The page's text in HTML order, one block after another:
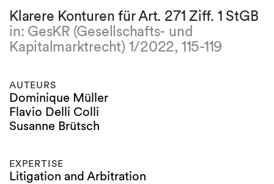
Klarere Konturen für Art. 271 Ziff. 1 StGB
in: GesKR (Gesellschafts- und
Kapitalmarktrecht) 1/2022, 115-119
AUTEURS
Dominique Müller
Flavio Delli Colli
Susanne Brütsch
EXPERTISE
Litigation and Arbitration